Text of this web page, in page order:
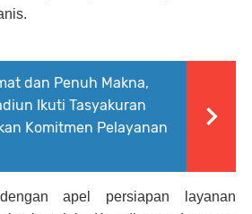
dan Penuh Makna,
Ikuti Tasyakuran
Komitmen Pelayanan
apel persiapan layanan